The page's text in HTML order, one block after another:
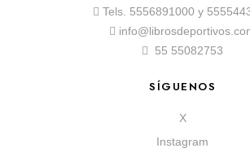
Tels. 5556891000 y
55 55082753
SÍGUENOS
X
Instagram